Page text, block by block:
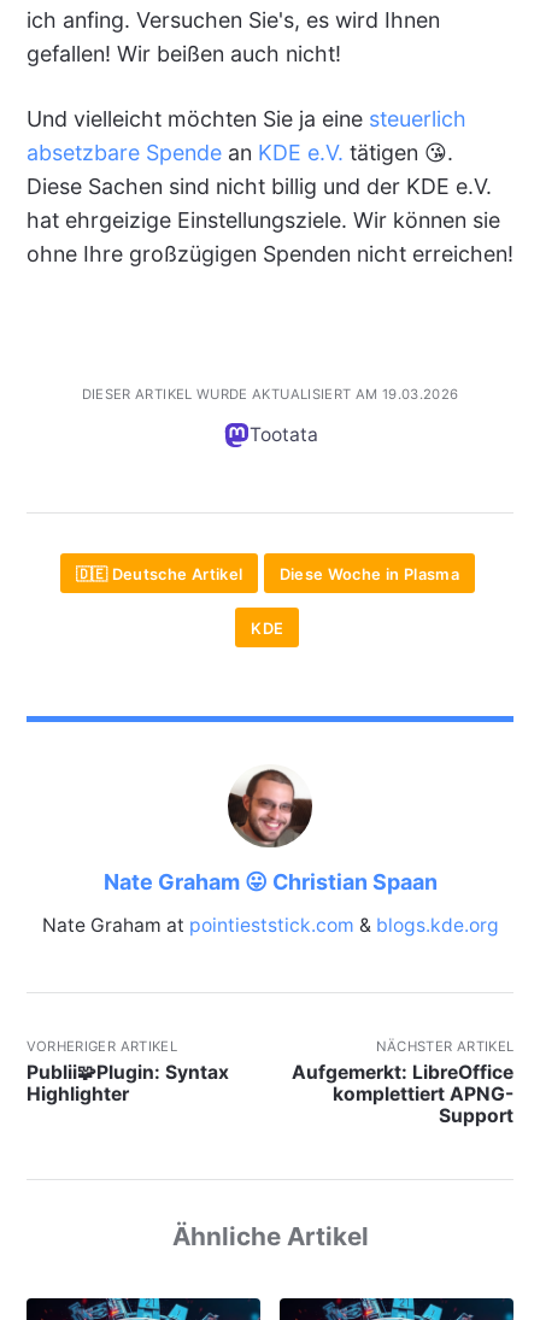
ich anfing. Versuchen Sie's, es wird Ihnen
gefallen! Wir beißen auch nicht!
Und vielleicht möchten Sie ja eine steuerlich
absetzbare Spendean KDE e.V. tätigen 😘.
Diese Sachen sind nicht billig und der KDE e.V.
hat ehrgeizige Einstellungsziele. Wir können sie
ohne Ihre großzügigen Spenden nicht erreichen!
DIESER ARTIKEL WURDE AKTUALISIERT AM 19.03.2026
Tootata
🇩🇪 Deutsche Artikel Diese Woche in Plasma
KDE
Nate Graham 😛 Christian Spaan
Nate Graham at pointieststick.com & blogs.kde.org
VORHERIGER ARTIKEL
Publii🧩Plugin: Syntax
Highlighter
NÄCHSTER ARTIKEL
Aufgemerkt: LibreOffice
komplettiert APNG-
Support
Ähnliche Artikel